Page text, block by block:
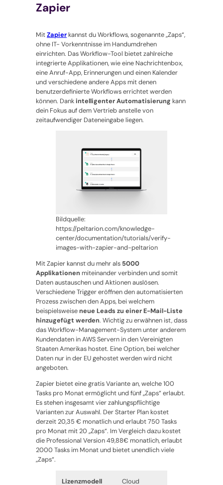
Zapier
MitZapier kannst du Workflows, sogenannte „Zaps“,
ohne IT- Vorkenntnisse im Handumdrehen
einrichten. Das Workflow-Tool bietet zahlreiche
integrierte Applikationen, wie eine Nachrichtenbox,
eine Anruf-App, Erinnerungen und einen Kalender
und verschiedene andere Apps mit denen
benutzerdefinierte Workflows errichtet werden
können. Dankintelligenter Automatisierung kann
dein Fokus auf dem Vertrieb anstelle von
zeitaufwendiger Dateneingabe liegen.
Bildquelle:
https://peltarion.com/knowledge-
center/documentation/tutorials/verify-
images-with-zapier-and-peltarion
Mit Zapier kannst du mehr als 5000
Applikationen miteinander verbinden und somit
Daten austauschen und Aktionen auslösen.
Verschiedene Trigger eröffnen den automatisierten
Prozess zwischen den Apps, bei welchem
beispielsweiseneue Leads zu einer E-Mail-Liste
hinzugefügt werden. Wichtig zu erwähnen ist, dass
das Workflow-Management-System unter anderem
Kundendaten in AWS Servern in den Vereinigten
Staaten Amerikas hostet. Eine Option, bei welcher
Daten nur in der EU gehostet werden wird nicht
angeboten.
Zapier bietet eine gratis Variante an, welche 100
Tasks pro Monat ermöglicht und fünf „Zaps“ erlaubt.
Es stehen insgesamt vier zahlungspflichtige
Varianten zur Auswahl. Der Starter Plan kostet
derzeit 20,35 € monatlich und erlaubt 750 Tasks
pro Monat mit 20 „Zaps“. Im Vergleich dazu kostet
die Professional Version 49,88€ monatlich, erlaubt
2000 Tasks im Monat und bietet unendlich viele
„Zaps“.
Lizenzmodell Cloud